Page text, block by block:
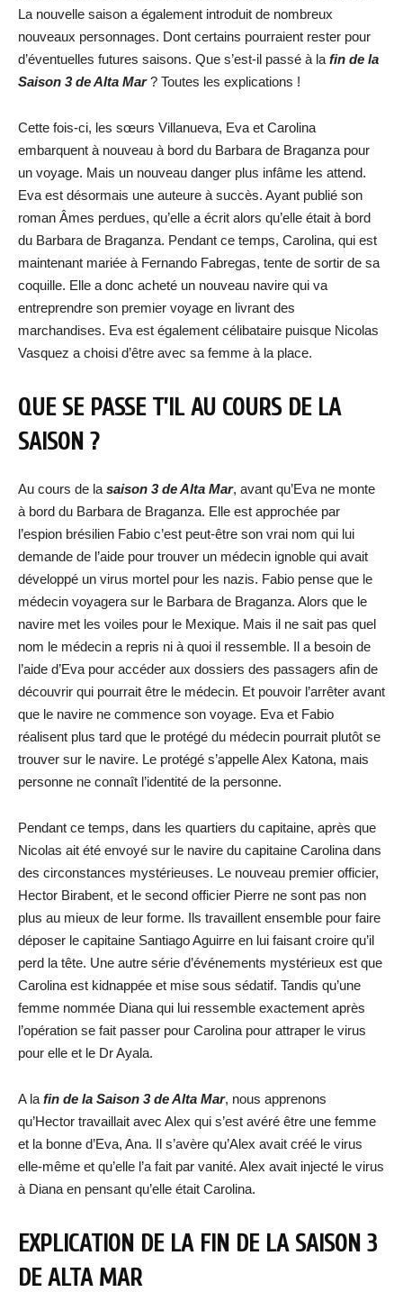
La nouvelle saison a également introduit de nombreux
nouveaux personnages. Dont certains pourraient rester pour
d’éventuelles futures saisons. Que s’est-il passé à la fin de la
Saison 3 de Alta Mar? Toutes les explications !
Cette fois-ci, les sœurs Villanueva, Eva et Carolina
embarquent à nouveau à bord du Barbara de Braganza pour
un voyage. Mais un nouveau danger plus infâme les attend.
Eva est désormais une auteure à succès. Ayant publié son
roman Âmes perdues, qu’elle a écrit alors qu’elle était à bord
du Barbara de Braganza. Pendant ce temps, Carolina, qui est
maintenant mariée à Fernando Fabregas, tente de sortir de sa
coquille. Elle a donc acheté un nouveau navire qui va
entreprendre son premier voyage en livrant des
marchandises. Eva est également célibataire puisque Nicolas
Vasquez a choisi d’être avec sa femme à la place.
QUE SE PASSE T’IL AU COURS DE LA
SAISON ?
Au cours de la saison 3 de Alta Mar, avant qu’Eva ne monte
à bord du Barbara de Braganza. Elle est approchée par
l’espion brésilien Fabio c’est peut-être son vrai nom qui lui
demande de l’aide pour trouver un médecin ignoble qui avait
développé un virus mortel pour les nazis. Fabio pense que le
médecin voyagera sur le Barbara de Braganza. Alors que le
navire met les voiles pour le Mexique. Mais il ne sait pas quel
nom le médecin a repris ni à quoi il ressemble. Il a besoin de
l’aide d’Eva pour accéder aux dossiers des passagers afin de
découvrir qui pourrait être le médecin. Et pouvoir l’arrêter avant
que le navire ne commence son voyage. Eva et Fabio
réalisent plus tard que le protégé du médecin pourrait plutôt se
trouver sur le navire. Le protégé s’appelle Alex Katona, mais
personne ne connaît l’identité de la personne.
Pendant ce temps, dans les quartiers du capitaine, après que
Nicolas ait été envoyé sur le navire du capitaine Carolina dans
des circonstances mystérieuses. Le nouveau premier officier,
Hector Birabent, et le second officier Pierre ne sont pas non
plus au mieux de leur forme. Ils travaillent ensemble pour faire
déposer le capitaine Santiago Aguirre en lui faisant croire qu’il
perd la tête. Une autre série d’événements mystérieux est que
Carolina est kidnappée et mise sous sédatif. Tandis qu’une
femme nommée Diana qui lui ressemble exactement après
l’opération se fait passer pour Carolina pour attraper le virus
pour elle et le Dr Ayala.
A la fin de la Saison 3 de Alta Mar, nous apprenons
qu’Hector travaillait avec Alex qui s’est avéré être une femme
et la bonne d’Eva, Ana. Il s’avère qu’Alex avait créé le virus
elle-même et qu’elle l’a fait par vanité. Alex avait injecté le virus
à Diana en pensant qu’elle était Carolina.
EXPLICATION DE LA FIN DE LA SAISON 3
DE ALTA MAR